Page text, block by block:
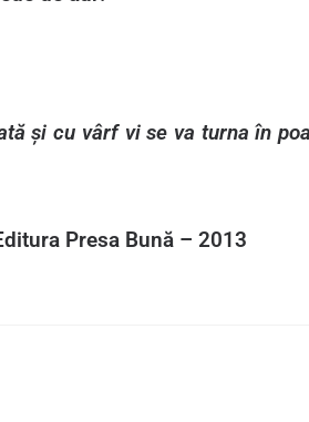
și cu vârf vi se va turna în
Presa Bună – 2013